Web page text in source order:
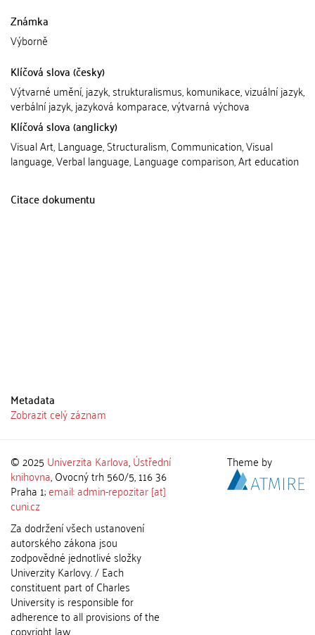
Známka
Výborně
Klíčová slova (česky)
Výtvarné umění, jazyk, strukturalismus, komunikace, vizuální jazyk,
verbální jazyk, jazyková komparace, výtvarná výchova
Klíčová slova (anglicky)
Visual Art, Language, Structuralism, Communication, Visual
language, Verbal language, Language comparison, Art education
Citace dokumentu
Metadata
Zobrazit celý záznam
© 2025 Univerzita Karlova,Ústřední
knihovna, Ovocný trh 560/5, 116 36
Praha 1;email: admin-repozitar [at]
cuni.cz
Za dodržení všech ustanovení
autorského zákona jsou
zodpovědné jednotlivé složky
Univerzity Karlovy. / Each
constituent part of Charles
University is responsible for
adherence to all provisions of the
copyright law.
Theme by